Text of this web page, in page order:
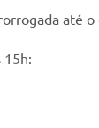
até
15h: